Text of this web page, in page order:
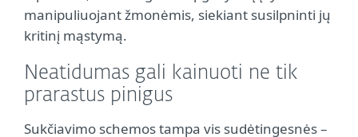
manipuliuojant žmonėmis, siekiant susilpninti jų
kritinį mąstymą.
Neatidumas gali kainuoti ne tik
prarastus pinigus
Sukčiavimo schemos tampa vis sudėtingesnės –